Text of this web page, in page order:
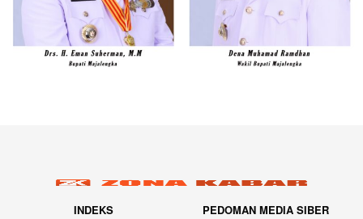
INDEKS PEDOMAN MEDIA SIBER